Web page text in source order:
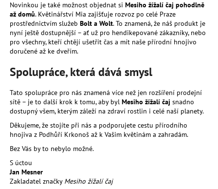
Novinkou je také možnost objednat si Mesiho žížalí čaj pohodlně
až domů. Květinářství Mia zajišťuje rozvoz po celé Praze
prostřednictvím služeb Bolt a Wolt. To znamená, že náš produkt je
nyní ještě dostupnější – ať už pro hendikepované zákazníky, nebo
pro všechny, kteří chtějí ušetřit čas a mít naše přírodní hnojivo
doručené až ke dveřím.
Spolupráce, která dává smysl
Tato spolupráce pro nás znamená více než jen rozšíření prodejní
sítě – je to další krok k tomu, aby byl Mesiho žížalí čaj snadno
dostupný všem, kterým záleží na zdraví rostlin i celé naší planety.
Děkujeme, že stojíte při nás a podporujete cestu přírodního
hnojiva z Podhůří Krkonoš až k Vašim květinám a zahradám.
Bez Vás by to nebylo možné.
S úctou
Jan Mesner
Zakladatel značky Mesiho žížalí čaj
HLEDAT
o
p
o
r
u
č
u
j
e